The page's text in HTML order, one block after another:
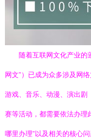
随着互联网文化产业的
网文”）已成为众多涉及网
游戏、音乐、动漫、演出剧
赛等活动，都需要依法办理
哪里办理”以及相关的核心